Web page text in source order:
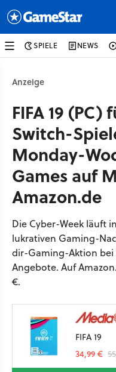
SPIELE NEWS
Anzeige
FIFA 19 (PC)
Switch-
Monday-
Games auf
Amazon.de
Die Cyber-Week läuft
lukrativen Gaming-
dir-Gaming-Aktion
Angebote. Auf
€.
FIFA 19
34,99 €